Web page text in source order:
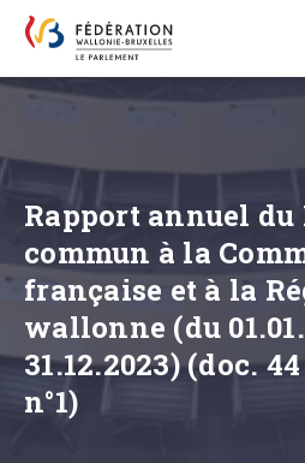
Rapport annuel
commun à la
française et à la
wallonne (du
31.12.2023) (doc.
n°1)